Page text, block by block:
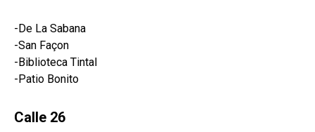
-De La Sabana
-San Façon
-Biblioteca Tintal
-Patio Bonito
Calle 26